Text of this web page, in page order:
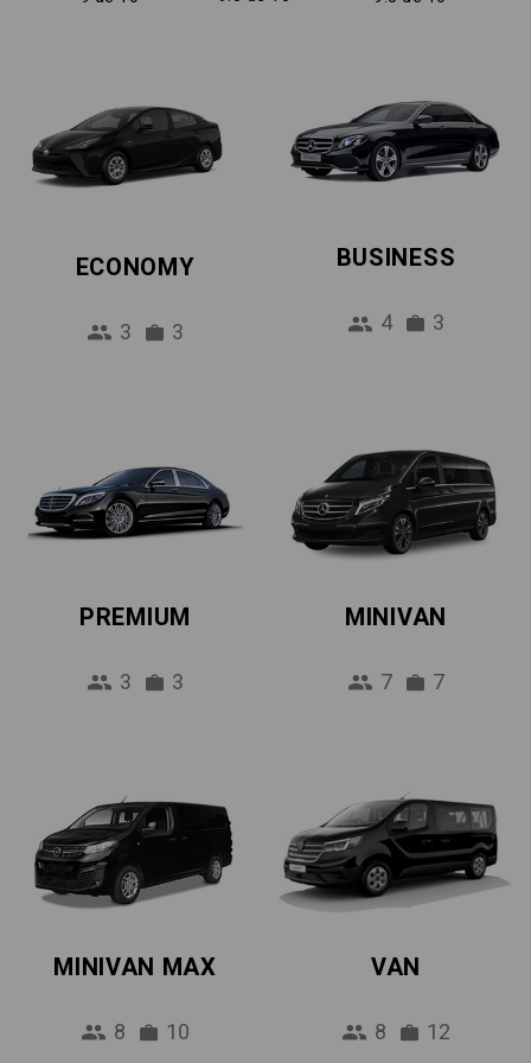
ECONOMY
3 3
BUSINESS
4 3
PREMIUM
3 3
MINIVAN
7 7
MINIVAN MAX
8 10
VAN
8 12